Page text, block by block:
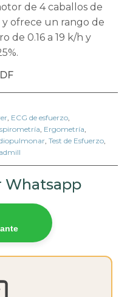
de 4 caballos de
ofrece un rango de
de 0.16 a 19 k/h y
ECG de esfuerzo
Ergometría
Test de Esfuerzo
Whatsapp